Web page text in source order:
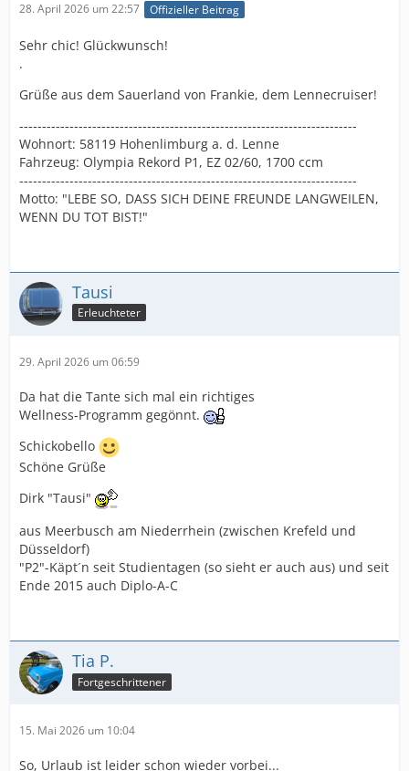
28. April 2026 um 22:57 Offizieller Beitrag
Sehr chic! Glückwunsch!
.
Grüße aus dem Sauerland von Frankie, dem Lennecruiser!
--------------------------------------------------------------------------
Wohnort: 58119 Hohenlimburg a. d. Lenne
Fahrzeug: Olympia Rekord P1, EZ 02/60, 1700 ccm
--------------------------------------------------------------------------
Motto: "LEBE SO, DASS SICH DEINE FREUNDE LANGWEILEN,
WENN DU TOT BIST!"
Tausi
Erleuchteter
29. April 2026 um 06:59
Da hat die Tante sich mal ein richtiges
Wellness-Programm gegönnt.
Schickobello
Schöne Grüße
Dirk "Tausi"
aus Meerbusch am Niederrhein (zwischen Krefeld und
Düsseldorf)
"P2"-Käpt´n seit Studientagen (so sieht er auch aus) und seit
Ende 2015 auch Diplo-A-C
Tia P.
Fortgeschrittener
15. Mai 2026 um 10:04
So, Urlaub ist leider schon wieder vorbei...